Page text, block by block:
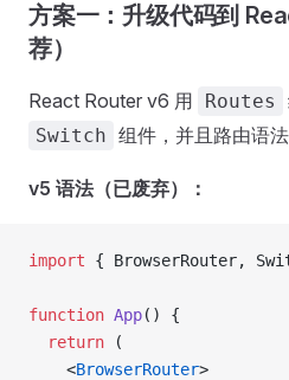
方案一：升级代码到
荐）
React Router v6 用 Routes
Switch 组件，并且路由语法
v5 语法（已废弃）：
import { BrowserRouter,
function App() {
  return
(
    <
BrowserRouter>